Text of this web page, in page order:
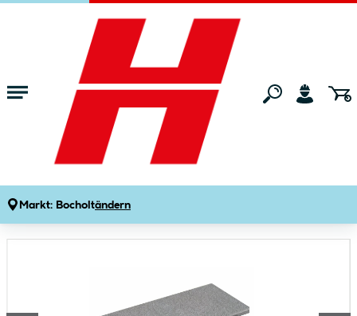
Zum Hauptinhalt springen
Markt: Bocholtändern
Gartenmarkt Terrassenbau
TP No. 1 Gallant Mittelgrau 80/40/4 cm
Artikelnummer: 506402